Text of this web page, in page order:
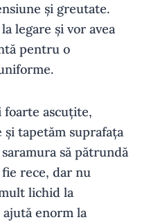
și greutate.
legare și vor avea
pentru o
ascuțite,
tapetăm suprafața
să pătrundă
rece, dar nu
lichid la
enorm la